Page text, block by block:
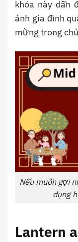
khóa này dẫn
ảnh gia đình
mừng trong
Nếu muốn gợi
dụng
Lantern